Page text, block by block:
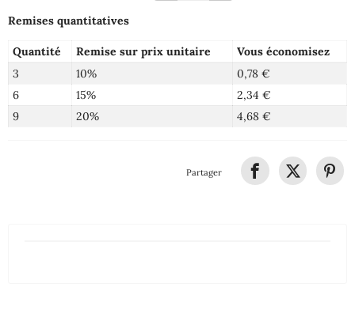
Remises quantitatives
Quantité Remise sur prix unitaire
Vous économisez
3
10%
0,78 €
6
15%
2,34 €
9
20% 4,68 €
Partager